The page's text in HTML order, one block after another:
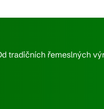
tradičních řemeslných